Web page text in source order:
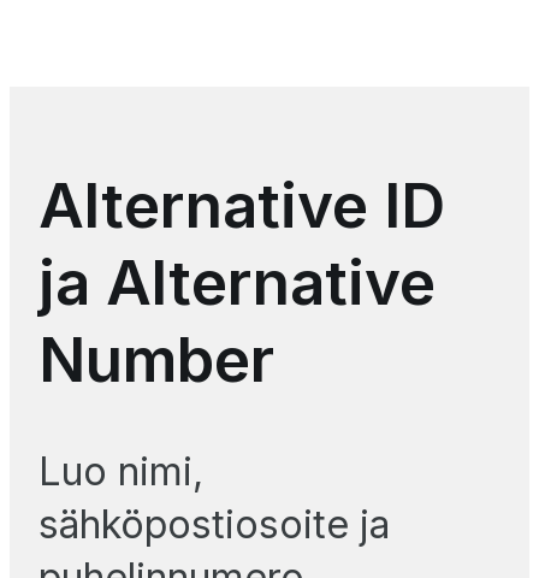
Alternative ID
ja Alternative
Number
Luo nimi,
sähköpostiosoite ja